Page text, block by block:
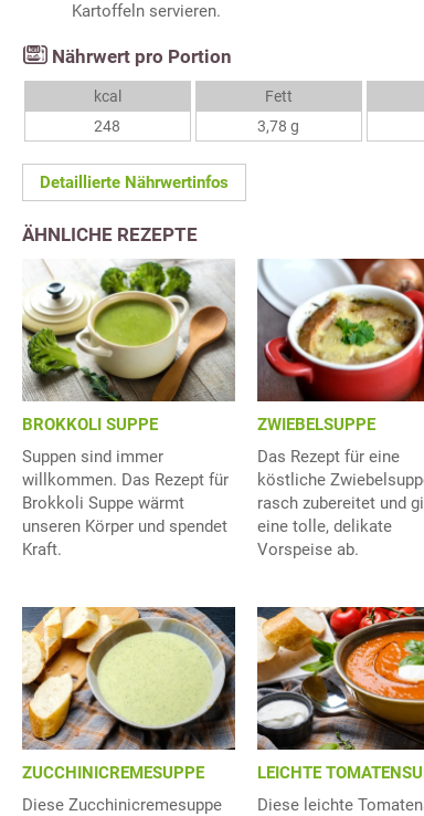
Kartoffeln servieren.
Nährwert pro Portion
kcal
248
Fett
3,78 g
Detaillierte Nährwertinfos
ÄHNLICHE REZEPTE
BROKKOLI SUPPE
Suppen sind immer
willkommen. Das Rezept für
Brokkoli Suppe wärmt
unseren Körper und spendet
Kraft.
ZWIEBELSUPPE
Das Rezept für eine
köstliche
rasch zubereitet und
eine tolle, delikate
Vorspeise ab.
ZUCCHINICREMESUPPE
Diese Zucchinicremesuppe
LEICHTE
Diese leichte